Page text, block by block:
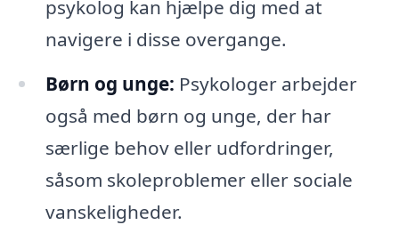
psykolog kan hjælpe dig med at
navigere i disse overgange.
Børn og unge: Psykologer arbejder
også med børn og unge, der har
særlige behov eller udfordringer,
såsom skoleproblemer eller sociale
vanskeligheder.